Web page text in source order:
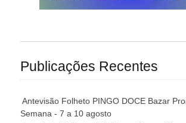
Publicações Recentes
Antevisão Folheto PINGO DOCE Bazar
Semana - 7 a 10 agosto